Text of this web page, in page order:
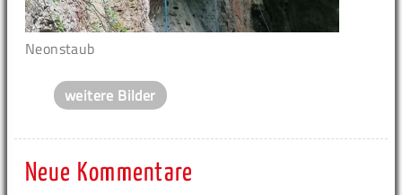
Neonstaub
weitere Bilder
Neue Kommentare